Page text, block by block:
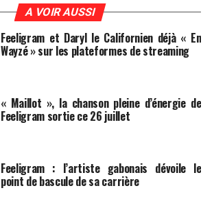
A VOIR AUSSI
Feeligram et Daryl le Californien déjà « En
Wayzé » sur les plateformes de streaming
« Maillot », la chanson pleine d’énergie de
Feeligram sortie ce 26 juillet
Feeligram : l’artiste gabonais dévoile le
point de bascule de sa carrière